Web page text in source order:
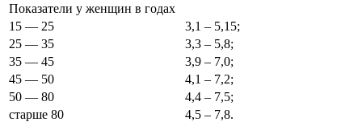
Показатели у женщин в годах
15 — 25
3,1 – 5,15;
25 — 35
3,3 – 5,8;
35 — 45
3,9 – 7,0;
45 — 50
4,1 – 7,2;
50 — 80
4,4 – 7,5;
старше 80
4,5 – 7,8.